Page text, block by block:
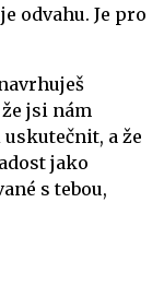
odvahu. Je pro
jsi nám
a že
jako
s tebou,